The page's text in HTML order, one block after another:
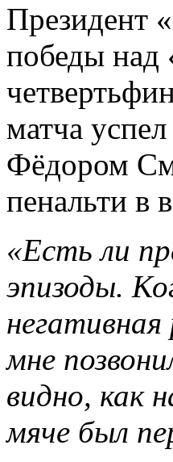
Президент
победы над
матча
Фёдором
пенальти в
«Есть ли
эпизоды.
мне
видно, как
мяче был